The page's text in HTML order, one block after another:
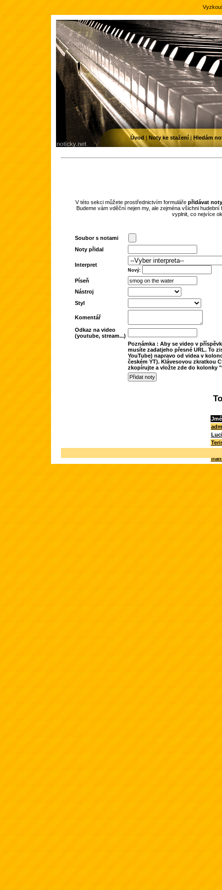
V této sekci můžete prostřednictvím formuláře přidávat noty
Budeme vám vděční nejen my, ale zejména všichni
vyplnit, co nejvíce
Soubor s notami
Noty přidal
Interpret
Nový:
Píseň
Nástroj
Styl
Komentář
Odkaz na video
(youtube, stream...)
Poznámka : Aby se video v
musíte zadatjeho přesné URL. To
YouTube) napravo od videa v
českém YT). Klávesovou zkratkou
zkopírujte a vložte zde do kolonky
Úvod | Noty ke stažení| Hledám